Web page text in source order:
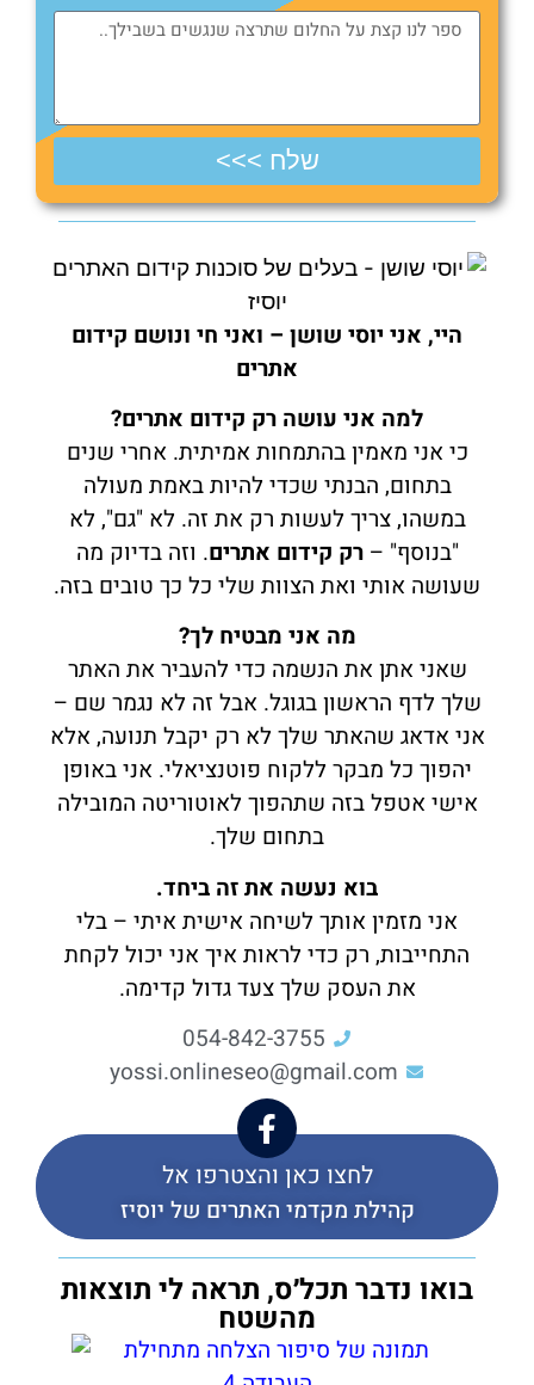
שלח >>>
היי, אני יוסי שושן – ואני חי ונושם קידום
אתרים
למה אני עושה רק קידום אתרים?
כי אני מאמין בהתמחות אמיתית. אחרי שנים
בתחום, הבנתי שכדי להיות באמת מעולה
במשהו, צריך לעשות רק את זה. לא "גם", לא
"בנוסף" –רק קידום אתרים. וזה בדיוק מה
שעושה אותי ואת הצוות שלי כל כך טובים בזה.
מה אני מבטיח לך?
שאני אתן את הנשמה כדי להעביר את האתר
שלך לדף הראשון בגוגל. אבל זה לא נגמר שם –
אני אדאג שהאתר שלך לא רק יקבל תנועה, אלא
יהפוך כל מבקר ללקוח פוטנציאלי. אני באופן
אישי אטפל בזה שתהפוך לאוטוריטה המובילה
בתחום שלך.
בוא נעשה את זה ביחד.
אני מזמין אותך לשיחה אישית איתי – בלי
התחייבות, רק כדי לראות איך אני יכול לקחת
את העסק שלך צעד גדול קדימה.
054-842-3755
yossi.onlineseo@gmail.com
לחצו כאן והצטרפו אל
קהילת מקדמי האתרים של יוסיז
בואו נדבר תכל׳ס, תראה לי תוצאות
מהשטח